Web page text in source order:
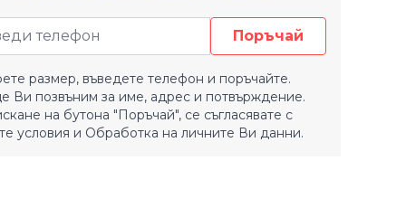
Поръчай
размер, въведете телефон и поръчайте.
Ви позвъним за име, адрес и потвърждение.
на бутона "Поръчай", се съгласявате с
условия и Обработка на личните Ви данни.